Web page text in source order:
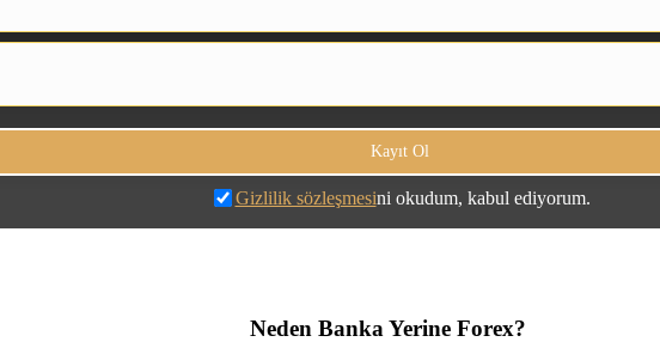
Gizlilik sözleşmesini okudum, kabul ediyorum.
Neden Banka Yerine Forex?